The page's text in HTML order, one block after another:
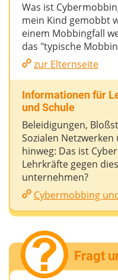
Was ist
mein Kind gemobbt
einem Mobbingfall
das "typische
zur Elternseite
Informationen für
und Schule
Beleidigungen,
Sozialen
hinweg: Das ist
Lehrkräfte gegen
unternehmen?
Cybermobbing
Fragt